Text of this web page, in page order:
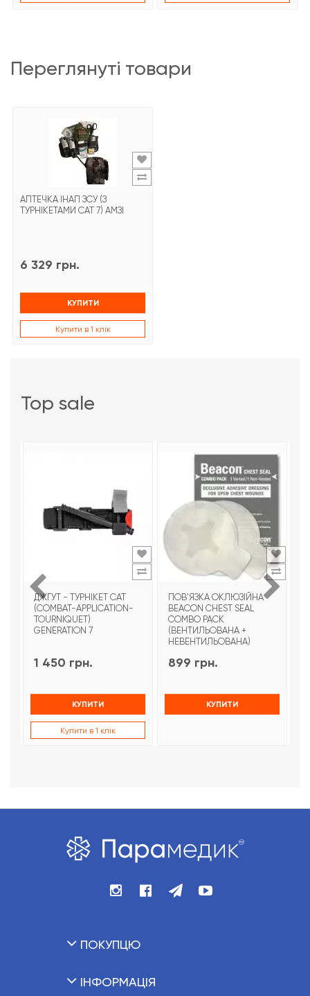
переглянуті товари
АПТЕЧКА ІНАП ЗСУ (З
ТУРНІКЕТАМИ CAT 7) АМЗІ
6 329 грн.
КУПИТИ
Купити в 1 клік
top sale
ДЖГУТ - ТУРНІКЕТ CAT
(COMBAT-APPLICATION-
TOURNIQUET)
GENERATION 7
1 450 грн.
КУПИТИ
Купити в 1 клік
ПОВ'ЯЗКА ОКЛЮЗІЙНА
BEACON CHEST SEAL
COMBO PACK
(ВЕНТИЛЬОВАНА +
НЕВЕНТИЛЬОВАНА)
899 грн.
КУПИТИ
ПОКУПЦЮ
ІНФОРМАЦІЯ